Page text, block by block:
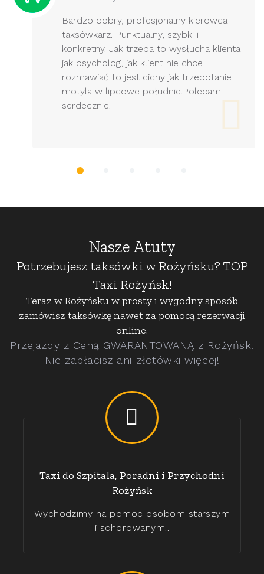
Bardzo dobry, profesjonalny kierowca-
taksówkarz. Punktualny, szybki i
konkretny. Jak trzeba to wysłucha klienta
jak psycholog, jak klient nie chce
rozmawiać to jest cichy jak trzepotanie
motyla w lipcowe południe.Polecam
serdecznie.
Nasze Atuty
Potrzebujesz taksówki w Rożyńsku? TOP
Taxi Rożyńsk!
Teraz w Rożyńsku w prosty i wygodny sposób
zamówisz taksówkę nawet za pomocą rezerwacji
online.
Przejazdy z Ceną GWARANTOWANĄ z Rożyńsk!
Nie zapłacisz ani złotówki więcej!
Taxi do Szpitala, Poradni i Przychodni
Rożyńsk
Wychodzimy na pomoc osobom starszym
i schorowanym..